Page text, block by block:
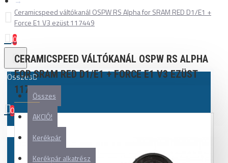
0
Összes
Összes
AKCIÓ!
Kerékpár
Kerékpár alkatrész
0
Ceramicspeed váltókanál OSPW RS Alpha for SRAM RED D1/E1 +
Force E1 V3 ezüst 117449
CERAMICSPEED VÁLTÓKANÁL OSPW RS ALPHA
FOR SRAM RED D1/E1 + FORCE E1 V3 EZÜST
117449